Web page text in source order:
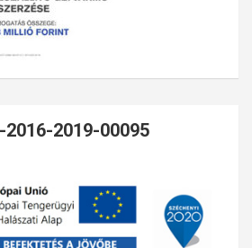
2016-2019-00095